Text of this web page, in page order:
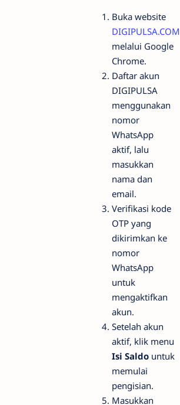
Buka website
DIGIPULSA.COM
melalui Google
Chrome.
Daftar akun
DIGIPULSA
menggunakan
nomor
WhatsApp
aktif, lalu
masukkan
nama dan
email.
Verifikasi kode
OTP yang
dikirimkan ke
nomor
WhatsApp
untuk
mengaktifkan
akun.
Setelah akun
aktif, klik menu
Isi Saldo untuk
memulai
pengisian.
Masukkan